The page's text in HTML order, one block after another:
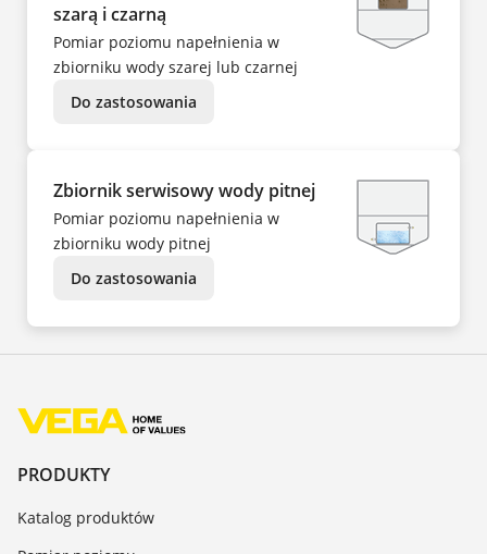
szarą i czarną
Pomiar poziomu napełnienia w
zbiorniku wody szarej lub czarnej
Do zastosowania
Zbiornik serwisowy wody pitnej
Pomiar poziomu napełnienia w
zbiorniku wody pitnej
Do zastosowania
PRODUKTY
Katalog produktów